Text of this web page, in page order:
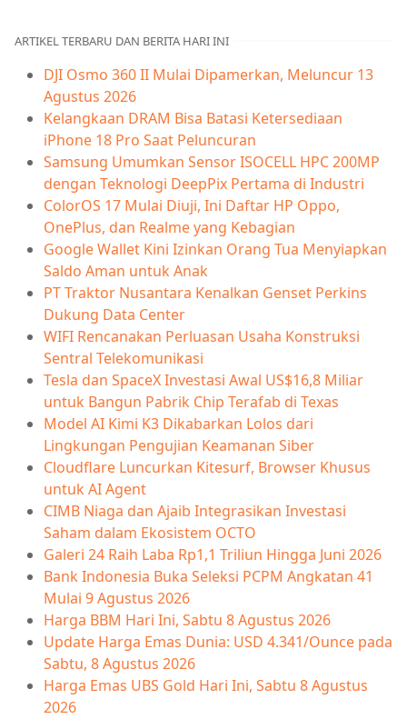
ARTIKEL TERBARU DAN BERITA HARI INI
DJI Osmo 360 II Mulai Dipamerkan, Meluncur 13
Agustus 2026
Kelangkaan DRAM Bisa Batasi Ketersediaan
iPhone 18 Pro Saat Peluncuran
Samsung Umumkan Sensor ISOCELL HPC 200MP
dengan Teknologi DeepPix Pertama di Industri
ColorOS 17 Mulai Diuji, Ini Daftar HP Oppo,
OnePlus, dan Realme yang Kebagian
Google Wallet Kini Izinkan Orang Tua Menyiapkan
Saldo Aman untuk Anak
PT Traktor Nusantara Kenalkan Genset Perkins
Dukung Data Center
WIFI Rencanakan Perluasan Usaha Konstruksi
Sentral Telekomunikasi
Tesla dan SpaceX Investasi Awal US$16,8 Miliar
untuk Bangun Pabrik Chip Terafab di Texas
Model AI Kimi K3 Dikabarkan Lolos dari
Lingkungan Pengujian Keamanan Siber
Cloudflare Luncurkan Kitesurf, Browser Khusus
untuk AI Agent
CIMB Niaga dan Ajaib Integrasikan Investasi
Saham dalam Ekosistem OCTO
Galeri 24 Raih Laba Rp1,1 Triliun Hingga Juni 2026
Bank Indonesia Buka Seleksi PCPM Angkatan 41
Mulai 9 Agustus 2026
Harga BBM Hari Ini, Sabtu 8 Agustus 2026
Update Harga Emas Dunia: USD 4.341/Ounce pada
Sabtu, 8 Agustus 2026
Harga Emas UBS Gold Hari Ini, Sabtu 8 Agustus
2026